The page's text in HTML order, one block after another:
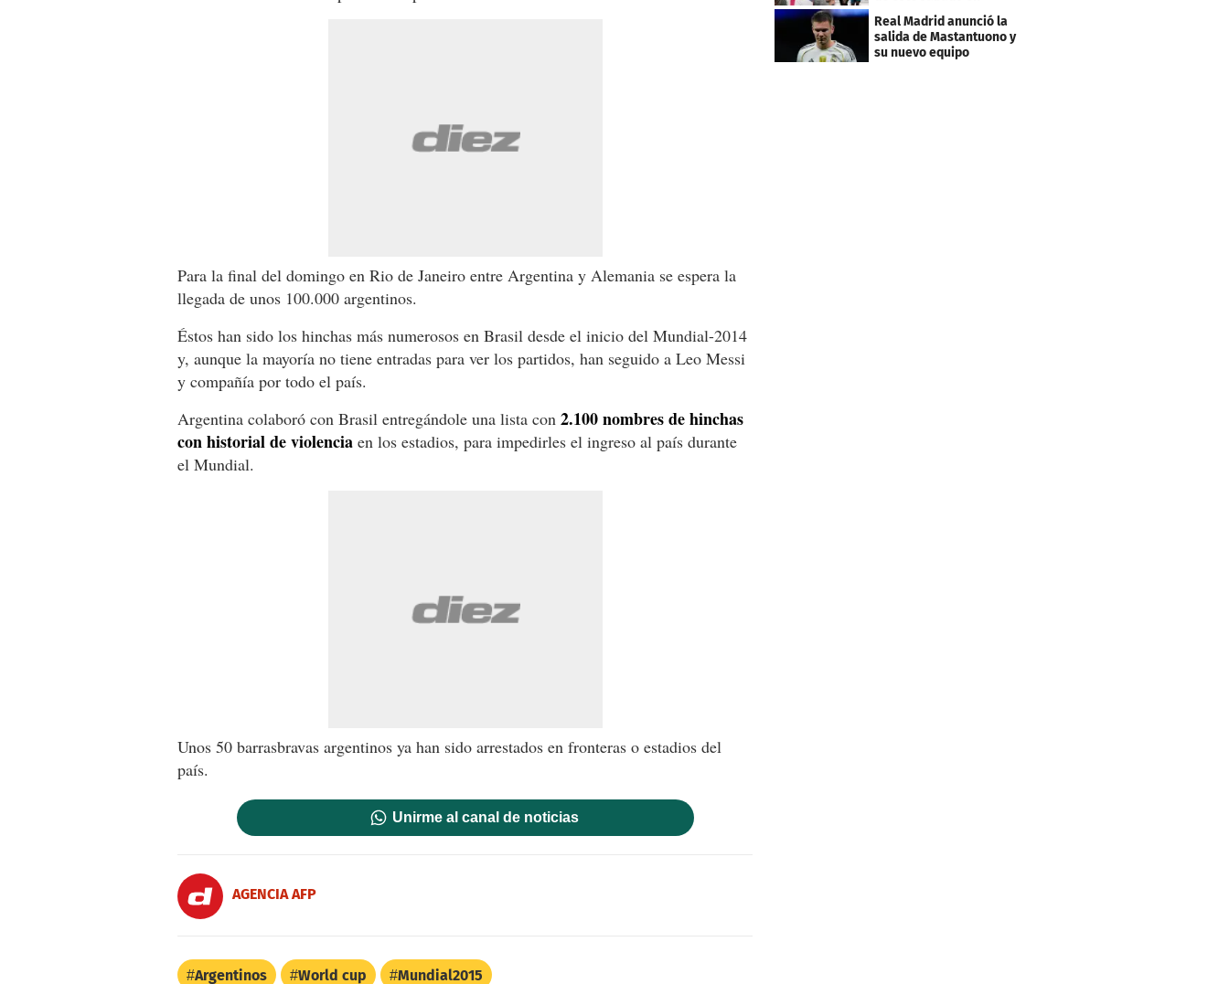
Para la final del domingo en Rio de Janeiro entre Argentina y Alemania se espera la
llegada de unos 100.000 argentinos.
Éstos han sido los hinchas más numerosos en Brasil desde el inicio del Mundial-2014
y, aunque la mayoría no tiene entradas para ver los partidos, han seguido a Leo Messi
y compañía por todo el país.
Argentina colaboró con Brasil entregándole una lista con 2.100 nombres de hinchas
con historial de violencia en los estadios, para impedirles el ingreso al país durante
el Mundial.
Unos 50 barrasbravas argentinos ya han sido arrestados en fronteras o estadios del
país.
Unirme al canal de noticias
AGENCIA AFP
Argentinos World cup Mundial2015
Budapest
Real Madrid anunció la
salida de Mastantuono y
su nuevo equipo